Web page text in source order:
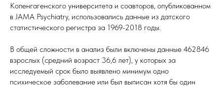
Копенгагенского университета и соавторов, опубликованном
в JAMA Psychiatry, использовались данные из датского
статистического регистра за 1969-2018 годы.
В общей сложности в анализ были включены данные 462846
взрослых (средний возраст 36,6 лет), у которых за
исследуемый срок было выявлено минимум одно
психическое заболевание или был выписан хотя бы один